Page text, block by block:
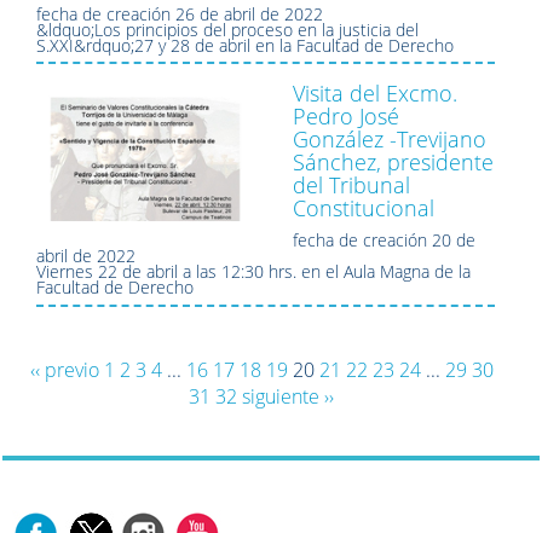
fecha de creación 26 de abril de 2022
&ldquo;Los principios del proceso en la justicia del
S.XXI&rdquo;27 y 28 de abril en la Facultad de Derecho
Visita del Excmo.
Pedro José
González -Trevijano
Sánchez, presidente
del Tribunal
Constitucional
fecha de creación 20 de
abril de 2022
Viernes 22 de abril a las 12:30 hrs. en el Aula Magna de la
Facultad de Derecho
‹‹ previo 1 2 3 4... 16 17 18 19 20 21 22 23 24... 29 30
31 32 siguiente ››